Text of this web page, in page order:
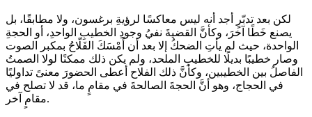
لكن بعد تدبّرٍ أجد أنه ليس معاكسًا لرؤيةِ برغسون، ولا مطابقًا، بل
يصنع خَطًا آخرَ، وكأنَّ القضيةَ نفيُ وجودِ الخطيبِ الواحدِ، أو الحجةِ
الواحدة، حيث لم يأتِ الضحكُ إلا بعد أن أَمْسَكَ الفَلّاحُ بمكبر الصوت
وصار خطيبًا بديلًا للخطيبِ الملحد، ولم يكن ذلك ممكنًا لولا الصمتُ
الفاصلُ بين الخطيبين، وكأنَّ ذلك الفلاح أعطى الحضورَ معنىً تداوليًا
في الحجاج، وهو أنَّ الحجةَ الصالحةَ في مقامٍ ما، قد لا تصلح في
مقامٍ آخر.